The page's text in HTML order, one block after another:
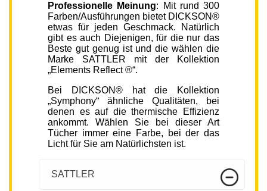
Professionelle Meinung: Mit rund 300
Farben/Ausführungen bietet DICKSON®
etwas für jeden Geschmack. Natürlich
gibt es auch Diejenigen, für die nur das
Beste gut genug ist und die wählen die
Marke SATTLER mit der Kollektion
„Elements Reflect ®“.
Bei DICKSON® hat die Kollektion
„Symphony“ ähnliche Qualitäten, bei
denen es auf die thermische Effizienz
ankommt. Wählen Sie bei dieser Art
Tücher immer eine Farbe, bei der das
Licht für Sie am Natürlichsten ist.
SATTLER